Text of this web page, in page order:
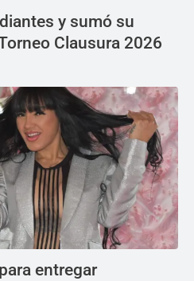
y sumó su
Clausura 2026
entregar